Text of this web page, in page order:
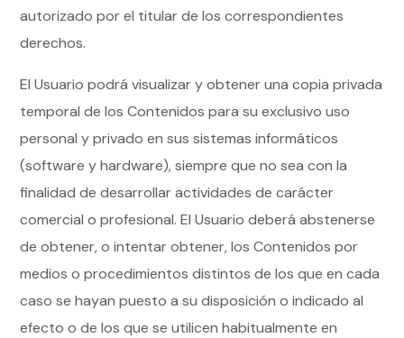
autorizado por el titular de los correspondientes
derechos.
El Usuario podrá visualizar y obtener una copia privada
temporal de los Contenidos para su exclusivo uso
personal y privado en sus sistemas informáticos
(software y hardware), siempre que no sea con la
finalidad de desarrollar actividades de carácter
comercial o profesional. El Usuario deberá abstenerse
de obtener, o intentar obtener, los Contenidos por
medios o procedimientos distintos de los que en cada
caso se hayan puesto a su disposición o indicado al
efecto o de los que se utilicen habitualmente en